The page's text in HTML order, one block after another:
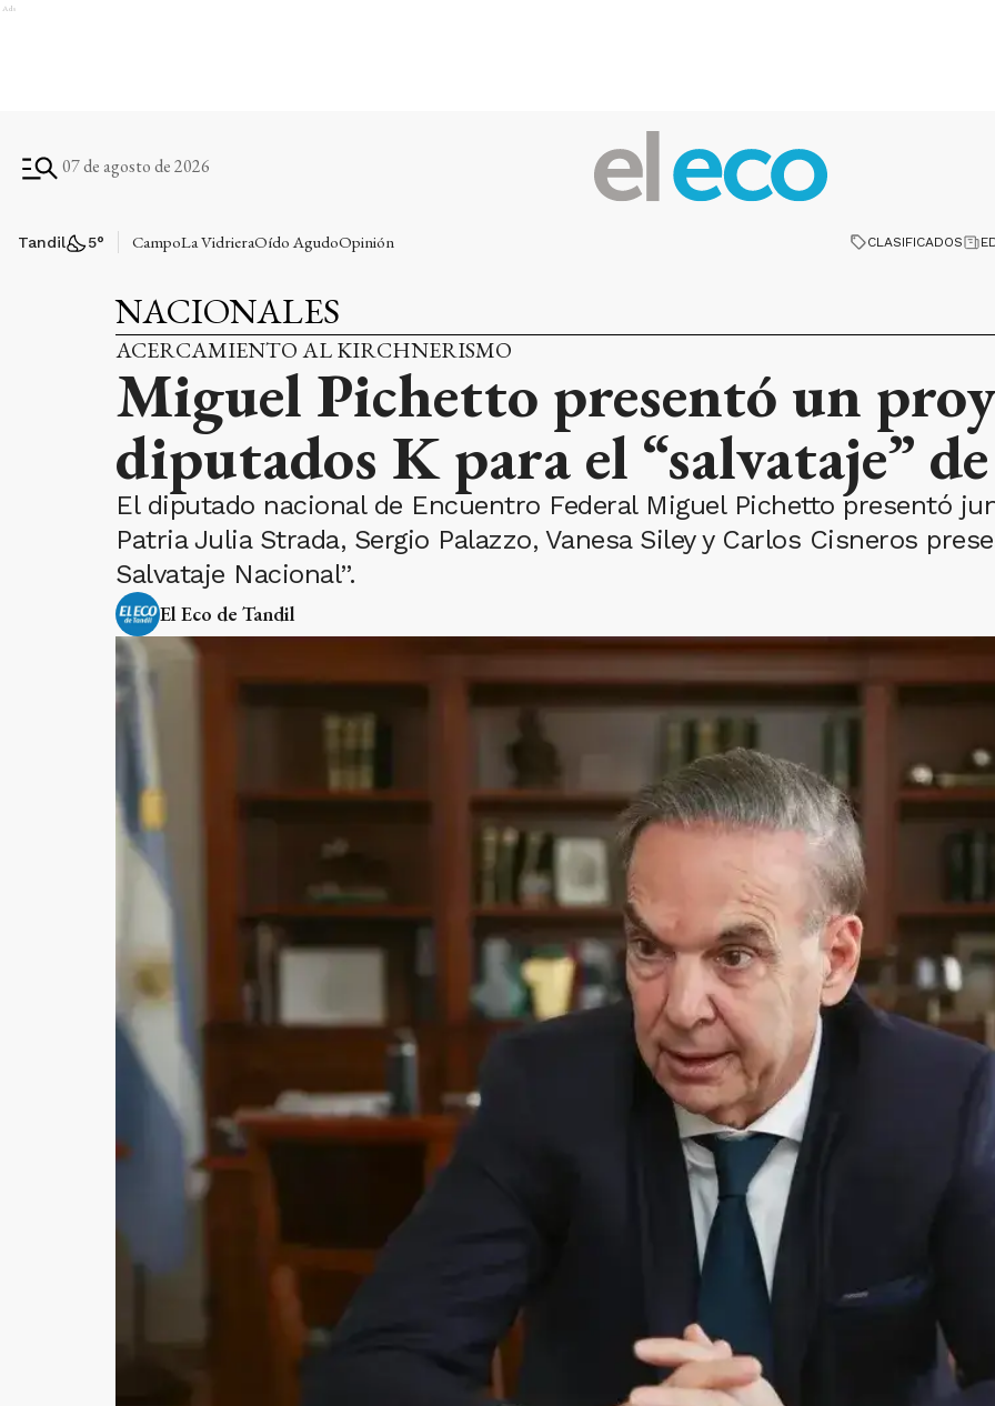
Ads
07 de agosto de 2026
Tandil 5° CampoLa VidrieraOído AgudoOpinión CLASIFICADOS
NACIONALES
ACERCAMIENTO AL KIRCHNERISMO
Miguel Pichetto presentó un
diputados K para el “salvataje”
El diputado nacional de Encuentro Federal Miguel Pichetto presentó
Patria Julia Strada, Sergio Palazzo, Vanesa Siley y Carlos Cisneros
Salvataje Nacional”.
El Eco de Tandil